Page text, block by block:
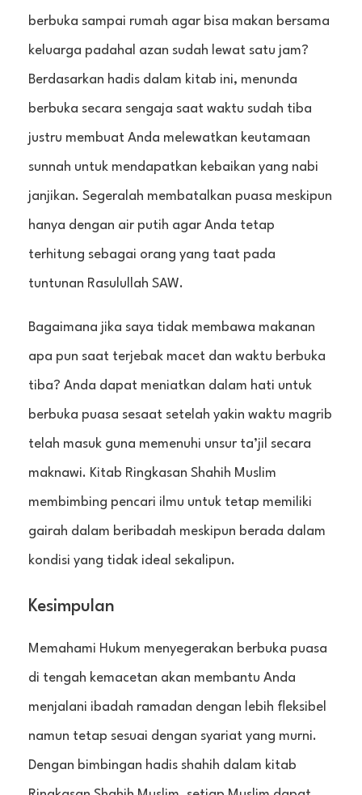
berbuka sampai rumah agar bisa makan bersama
keluarga padahal azan sudah lewat satu jam?
Berdasarkan hadis dalam kitab ini, menunda
berbuka secara sengaja saat waktu sudah tiba
justru membuat Anda melewatkan keutamaan
sunnah untuk mendapatkan kebaikan yang nabi
janjikan. Segeralah membatalkan puasa meskipun
hanya dengan air putih agar Anda tetap
terhitung sebagai orang yang taat pada
tuntunan Rasulullah SAW.
Bagaimana jika saya tidak membawa makanan
apa pun saat terjebak macet dan waktu berbuka
tiba? Anda dapat meniatkan dalam hati untuk
berbuka puasa sesaat setelah yakin waktu magrib
telah masuk guna memenuhi unsur ta’jil secara
maknawi. Kitab Ringkasan Shahih Muslim
membimbing pencari ilmu untuk tetap memiliki
gairah dalam beribadah meskipun berada dalam
kondisi yang tidak ideal sekalipun.
Kesimpulan
Memahami Hukum menyegerakan berbuka puasa
di tengah kemacetan akan membantu Anda
menjalani ibadah ramadan dengan lebih fleksibel
namun tetap sesuai dengan syariat yang murni.
Dengan bimbingan hadis shahih dalam kitab